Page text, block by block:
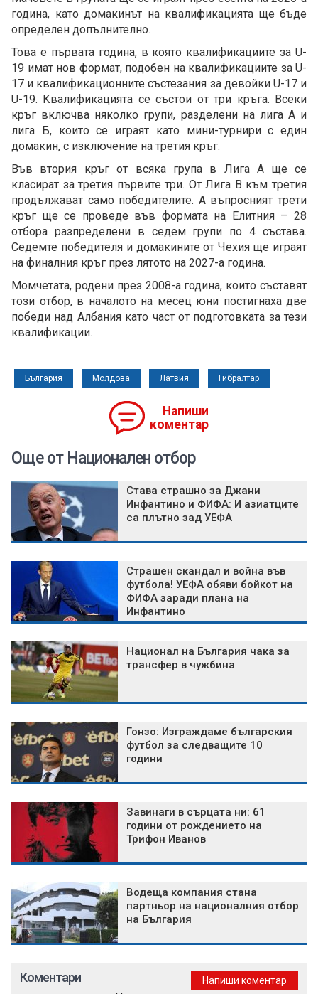
година, като домакинът на квалификацията ще бъде
определен допълнително.
Това е първата година, в която квалификациите за U-
19 имат нов формат, подобен на квалификациите за U-
17 и квалификационните състезания за девойки U-17 и
U-19. Квалификацията се състои от три кръга. Всеки
кръг включва няколко групи, разделени на лига А и
лига Б, които се играят като мини-турнири с един
домакин, с изключение на третия кръг.
Във втория кръг от всяка група в Лига А ще се
класират за третия първите три. От Лига В към третия
продължават само победителите. А въпросният трети
кръг ще се проведе във формата на Елитния – 28
отбора разпределени в седем групи по 4 състава.
Седемте победителя и домакините от Чехия ще играят
на финалния кръг през лятото на 2027-а година.
Момчетата, родени през 2008-а година, които съставят
този отбор, в началото на месец юни постигнаха две
победи над Албания като част от подготовката за тези
квалификации.
България Молдова Латвия Гибралтар
Напиши
коментар
Още от Национален отбор
Става страшно за Джани
Инфантино и ФИФА: И азиатците
са плътно зад УЕФА
Страшен скандал и война във
футбола! УЕФА обяви бойкот на
ФИФА заради плана на
Инфантино
Национал на България чака за
трансфер в чужбина
Гонзо: Изграждаме българския
футбол за следващите 10
години
Завинаги в сърцата ни: 61
години от рождението на
Трифон Иванов
Водеща компания стана
партньор на националния отбор
на България
Коментари Напиши коментар